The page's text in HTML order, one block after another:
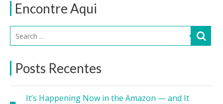
Encontre Aqui
Posts Recentes
It’s Happening Now in the Amazon — and It